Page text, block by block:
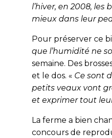
l’hiver, en 2008,
mieux dans leur
Pour préserver ce
que l’humidité ne
semaine. Des
et le dos. « Ce sont
petits veaux vont
et exprimer tout
La ferme a bien
concours de